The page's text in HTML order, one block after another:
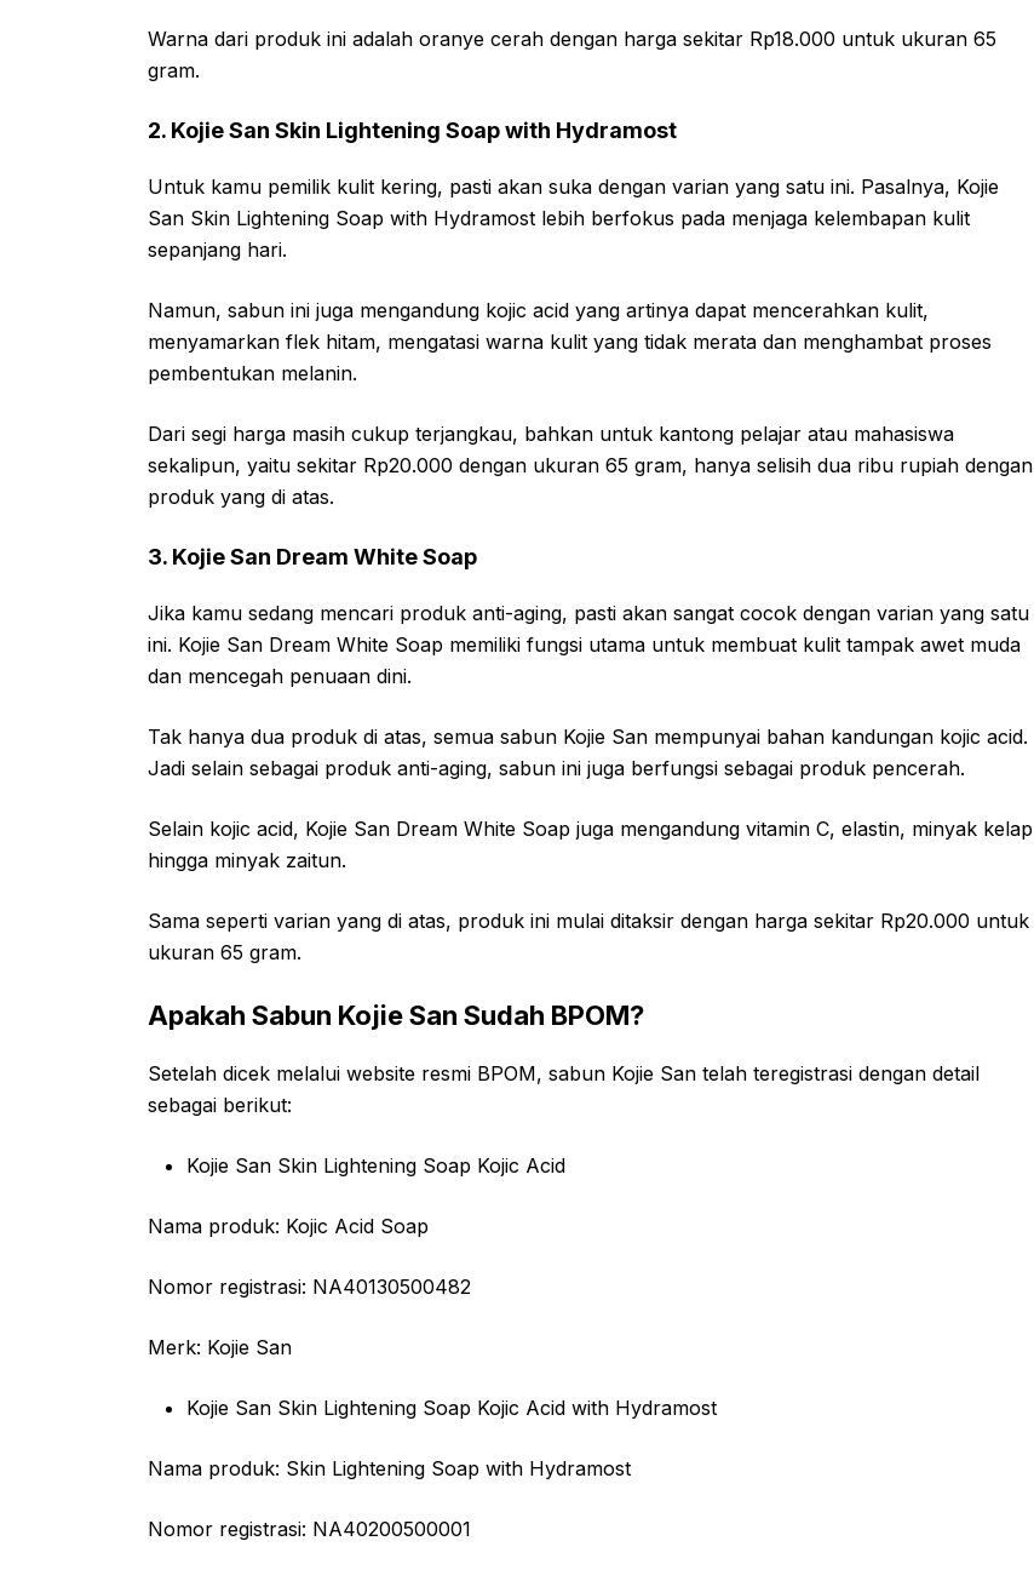
Warna dari produk ini adalah oranye cerah dengan harga sekitar Rp18.000 untuk ukuran 65
gram.
2. Kojie San Skin Lightening Soap with Hydramost
Untuk kamu pemilik kulit kering, pasti akan suka dengan varian yang satu ini. Pasalnya, Kojie
San Skin Lightening Soap with Hydramost lebih berfokus pada menjaga kelembapan kulit
sepanjang hari.
Namun, sabun ini juga mengandung kojic acid yang artinya dapat mencerahkan kulit,
menyamarkan flek hitam, mengatasi warna kulit yang tidak merata dan menghambat proses
pembentukan melanin.
Dari segi harga masih cukup terjangkau, bahkan untuk kantong pelajar atau mahasiswa
sekalipun, yaitu sekitar Rp20.000 dengan ukuran 65 gram, hanya selisih dua ribu rupiah dengan
produk yang di atas.
3. Kojie San Dream White Soap
Jika kamu sedang mencari produk anti-aging, pasti akan sangat cocok dengan varian yang satu
ini. Kojie San Dream White Soap memiliki fungsi utama untuk membuat kulit tampak awet muda
dan mencegah penuaan dini.
Tak hanya dua produk di atas, semua sabun Kojie San mempunyai bahan kandungan kojic acid.
Jadi selain sebagai produk anti-aging, sabun ini juga berfungsi sebagai produk pencerah.
Selain kojic acid, Kojie San Dream White Soap juga mengandung vitamin C, elastin, minyak kelap
hingga minyak zaitun.
Sama seperti varian yang di atas, produk ini mulai ditaksir dengan harga sekitar Rp20.000 untuk
ukuran 65 gram.
Apakah Sabun Kojie San Sudah BPOM?
Setelah dicek melalui website resmi BPOM, sabun Kojie San telah teregistrasi dengan detail
sebagai berikut:
Kojie San Skin Lightening Soap Kojic Acid
Nama produk: Kojic Acid Soap
Nomor registrasi: NA40130500482
Merk: Kojie San
Kojie San Skin Lightening Soap Kojic Acid with Hydramost
Nama produk: Skin Lightening Soap with Hydramost
Nomor registrasi: NA40200500001